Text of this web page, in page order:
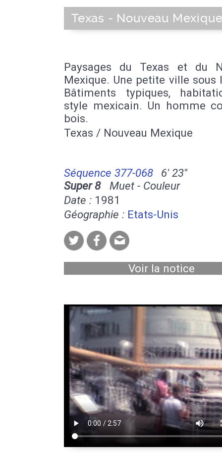
Texas - Nouveau
Paysages du Texas et du
Mexique. Une petite ville sous
Bâtiments typiques,
style mexicain. Un homme
bois.
Texas / Nouveau Mexique
Séquence 377-068
6' 23''
Super 8Muet - Couleur
Date : 1981
Géographie : Etats-Unis
Voir la notice